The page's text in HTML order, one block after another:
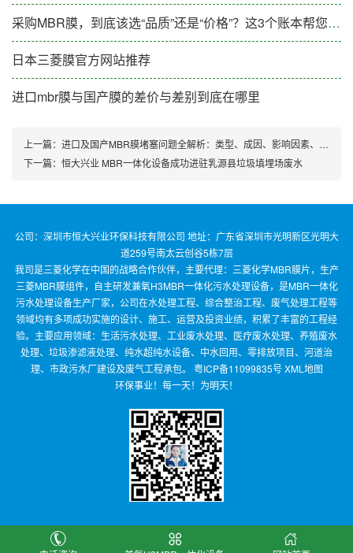
采购MBR膜，到底该选“品质”还是“价格”？这3个账本帮您算清楚
日本三菱膜官方网站推荐
进口mbr膜与国产膜的差价与差别到底在哪里
上一篇： 进口及国产MBR膜堵塞问题全解析：类型、成因、影响因素、预防措施及清洗方式
下一篇： 恒大兴业 MBR一体化设备成功进驻乳源县垃圾填埋场废水
公司：深圳市恒大兴业环保科技有限公司 地址：广东省深圳市光明新区光明大
道259号南太云创谷5栋7层
我司是三菱化学在中国的战略合作伙伴，主要代理：三菱化学MBR膜片，生产
三菱MBR膜组件，自主研发兼氧H3MBR一体化污水处理设备，是MBR一体化
污水处理设备生产厂家，公司在水处理工程、综合整治工程、废气处理工程等
领域均有多项成功实施的设计、施工、运营及投资业绩，积累了丰富的工程经
验。主要应用领域：生活污水处理、工业废水处理、医疗废水处理、养殖废水
处理、垃圾渗滤液处理、纯水超纯水设备、中水回用、零排放项目、河道治
理、市政污水厂建设及废气工程承包。 粤ICP备11099835号 XML地图
环保事业！每一天！为明天！